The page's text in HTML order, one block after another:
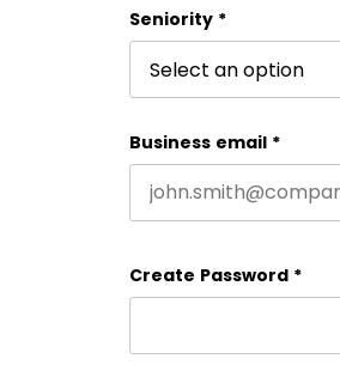
Seniority *
Business email *
Create Password *